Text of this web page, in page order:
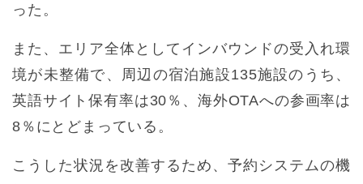
った。
また、エリア全体としてインバウンドの受入れ環
境が未整備で、周辺の宿泊施設135施設のうち、
英語サイト保有率は30％、海外OTAへの参画率は
8％にとどまっている。
こうした状況を改善するため、予約システムの機